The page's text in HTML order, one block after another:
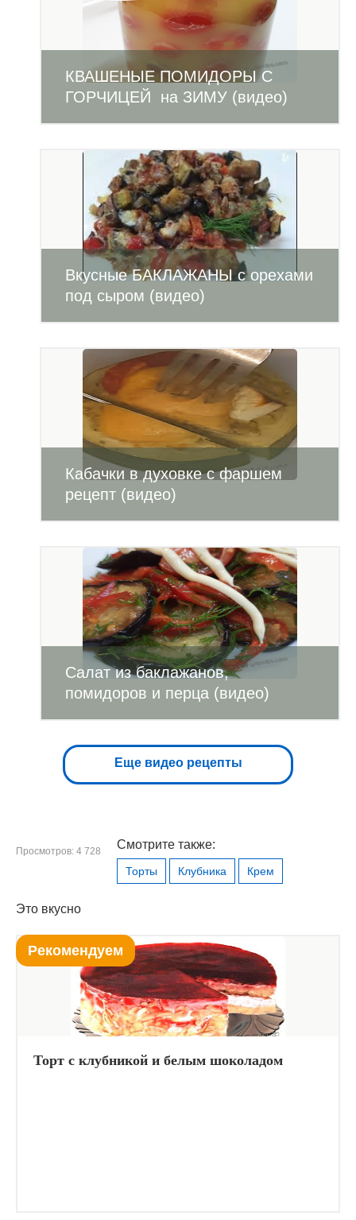
КВАШЕНЫЕ ПОМИДОРЫ С
ГОРЧИЦЕЙ на ЗИМУ (видео)
Вкусные БАКЛАЖАНЫ с орехами
под сыром (видео)
Кабачки в духовке с фаршем
рецепт (видео)
Салат из баклажанов,
помидоров и перца (видео)
Еще видео рецепты
Просмотров: 4 728 Смотрите также:
Торты Клубника Крем
Это вкусно
Рекомендуем
Торт с клубникой и белым шоколадом